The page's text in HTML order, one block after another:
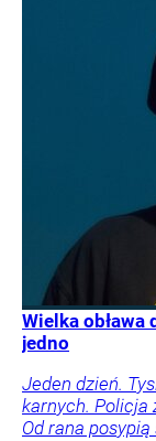
Wielka
jedno
Jeden dzień.
karnych. Policja
Od rana